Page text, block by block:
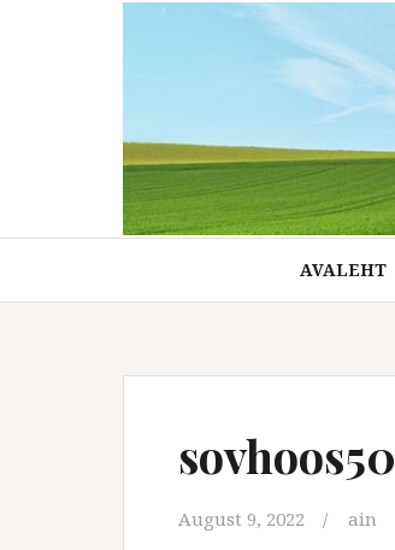
AVALEHT
sovhoos50
August 9, 2022 ain